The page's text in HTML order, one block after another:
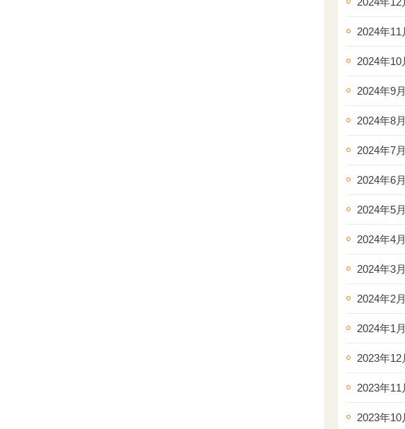
2024年11
2024年10
2024年9月
2024年8月
2024年7月
2024年6月
2024年5月
2024年4月
2024年3月
2024年2月
2024年1月
2023年12
2023年11
2023年10